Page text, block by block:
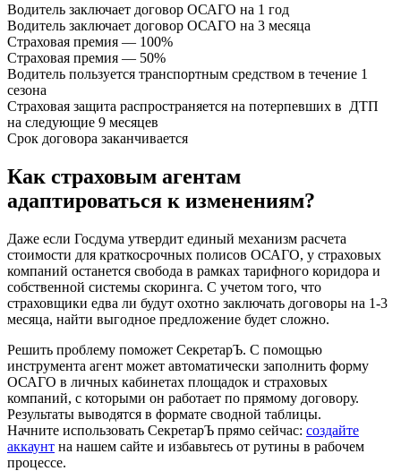
Водитель заключает договор ОСАГО на 1 год
Водитель заключает договор ОСАГО на 3 месяца
Страховая премия — 100%
Страховая премия — 50%
Водитель пользуется транспортным средством в течение 1
сезона
Страховая защита распространяется на потерпевших в ДТП
на следующие 9 месяцев
Срок договора заканчивается
Как страховым агентам
адаптироваться к изменениям?
Даже если Госдума утвердит единый механизм расчета
стоимости для краткосрочных полисов ОСАГО, у страховых
компаний останется свобода в рамках тарифного коридора и
собственной системы скоринга. С учетом того, что
страховщики едва ли будут охотно заключать договоры на 1-3
месяца, найти выгодное предложение будет сложно.
Решить проблему поможет СекретарЪ. С помощью
инструмента агент может автоматически заполнить форму
ОСАГО в личных кабинетах площадок и страховых
компаний, с которыми он работает по прямому договору.
Результаты выводятся в формате сводной таблицы.
Начните использовать СекретарЪ прямо сейчас: создайте
аккаунт на нашем сайте и избавьтесь от рутины в рабочем
процессе.